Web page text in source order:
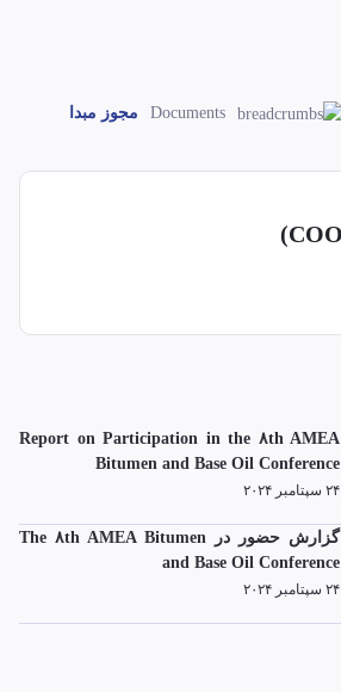
Documents
۲ مجوز مبدا
Report on Participation in the ۸th AMEA
Bitumen and Base Oil Conference
۲۴ سپتامبر ۲۰۲۴
گزارش حضور در The ۸th AMEA Bitumen
and Base Oil Conference
۲۴ سپتامبر ۲۰۲۴